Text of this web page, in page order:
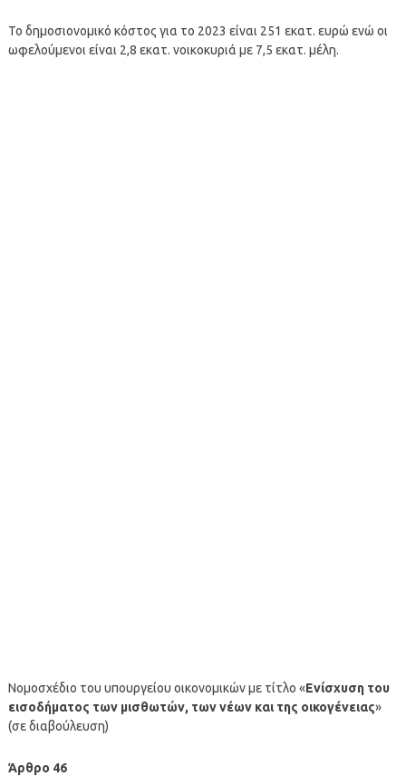
Το δημοσιονομικό κόστος για το 2023 είναι 251 εκατ. ευρώ ενώ οι
ωφελούμενοι είναι 2,8 εκατ. νοικοκυριά με 7,5 εκατ. μέλη.
Νομοσχέδιο του υπουργείου οικονομικών με τίτλο «Ενίσχυση του
εισοδήματος των μισθωτών, των νέων και της οικογένειας»
(σε διαβούλευση)
Άρθρο 46